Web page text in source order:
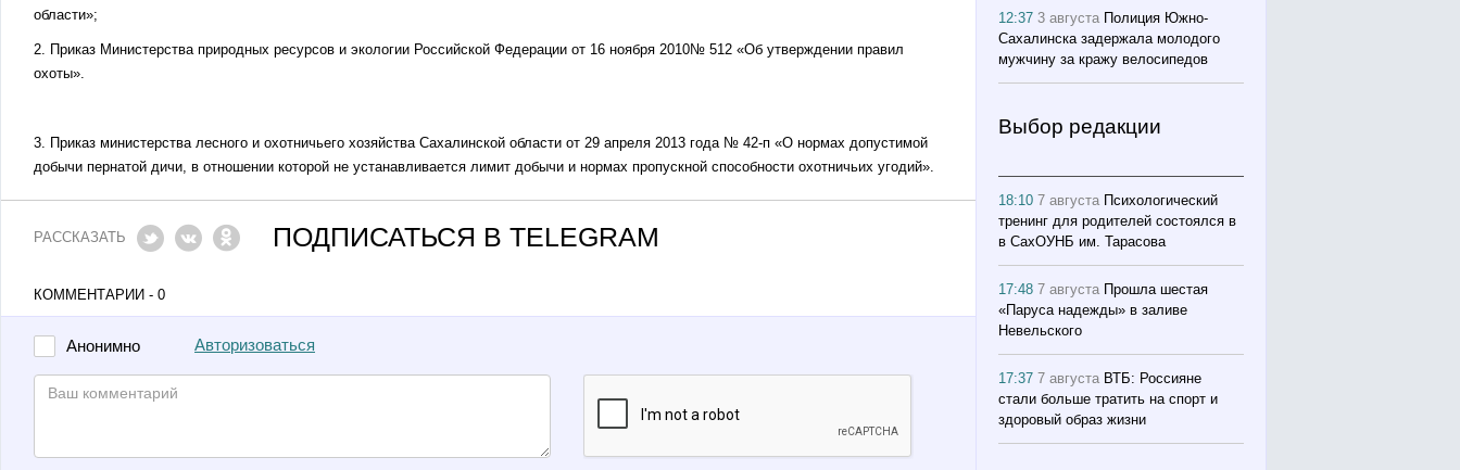
области»;
2. Приказ Министерства природных ресурсов и экологии Российской Федерации от 16 ноября 2010№ 512 «Об утверждении правил
охоты».
3. Приказ министерства лесного и охотничьего хозяйства Сахалинской области от 29 апреля 2013 года № 42-п «О нормах допустимой
добычи пернатой дичи, в отношении которой не устанавливается лимит добычи и нормах пропускной способности охотничьих угодий».
РАССКАЗАТЬ ПОДПИСАТЬСЯ В TELEGRAM
КОММЕНТАРИИ - 0
Анонимно Авторизоваться
12:373 августа Полиция Южно-
Сахалинска задержала молодого
мужчину за кражу велосипедов
Выбор редакции
18:107 августа Психологический
тренинг для родителей состоялся в
в СахОУНБ им. Тарасова
17:487 августа Прошла шестая
«Паруса надежды» в заливе
Невельского
17:377 августа ВТБ: Россияне
стали больше тратить на спорт и
здоровый образ жизни